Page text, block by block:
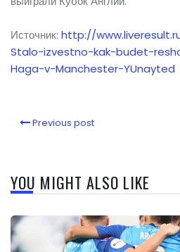
Источник: http://
Stalo-izvestno-kak-budet-
Haga-v-Manchester-YUnayted
Previous post
YOU MIGHT ALSO LIKE